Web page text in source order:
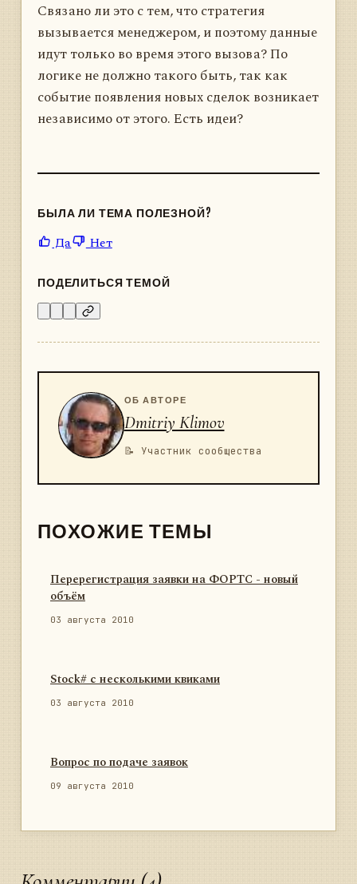
Связано ли это с тем, что стратегия
вызывается менеджером, и поэтому данные
идут только во время этого вызова? По
логике не должно такого быть, так как
событие появления новых сделок возникает
независимо от этого. Есть идеи?
БЫЛА ЛИ ТЕМА ПОЛЕЗНОЙ?
Да Нет
ПОДЕЛИТЬСЯ ТЕМОЙ
ОБ АВТОРЕ
Dmitriy Klimov
📝 Участник сообщества
ПОХОЖИЕ ТЕМЫ
Перерегистрация заявки на ФОРТС - новый
объём
03 августа 2010
Stock# с несколькими квиками
03 августа 2010
Вопрос по подаче заявок
09 августа 2010